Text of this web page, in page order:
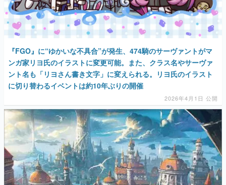
『FGO』に“ゆかいな不具合”が発生、474騎のサーヴァントがマ
ンガ家リヨ氏のイラストに変更可能。また、クラス名やサーヴァ
ント名も「リヨさん書き文字」に変えられる。リヨ氏のイラスト
に切り替わるイベントは約10年ぶりの開催
2026年4月1日 公開